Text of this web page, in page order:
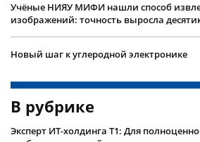
Учëные НИЯУ МИФИ нашли способ
изображений: точность выросла
Новый шаг к углеродной электронике
В рубрике
Эксперт ИТ-холдинга Т1: Для